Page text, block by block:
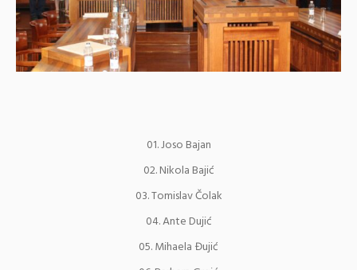
Joso Bajan
Nikola Bajić
Tomislav Čolak
Ante Dujić
Mihaela Đujić